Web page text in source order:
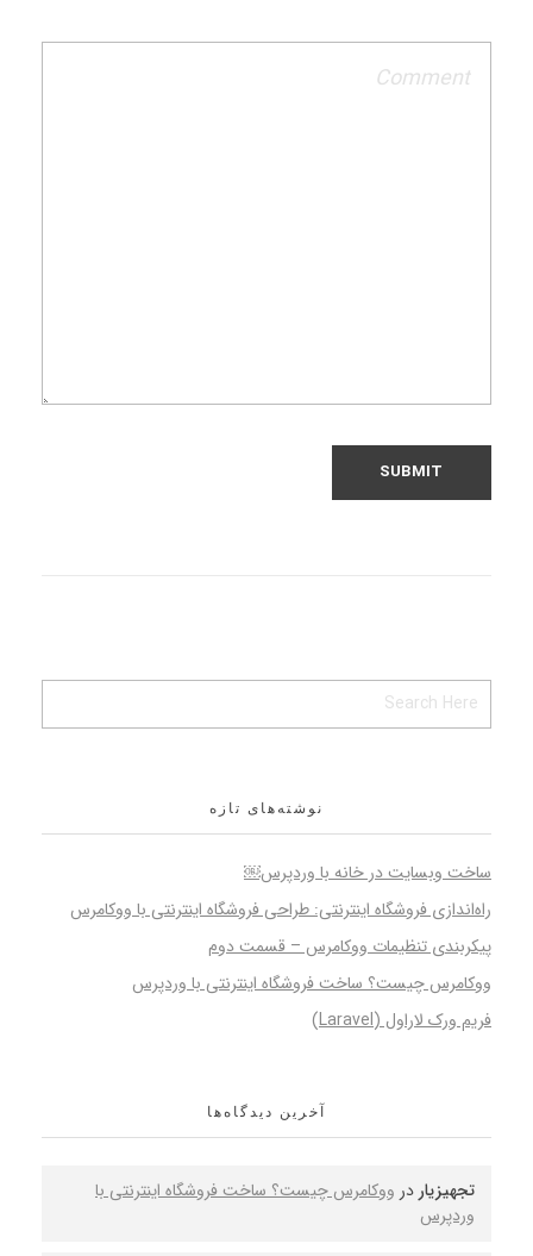
نوشته‌های تازه
ساخت وبسایت در خانه با وردپرس￼
راه‌اندازی فروشگاه اینترنتی: طراحی فروشگاه اینترنتی با ووکامرس
پیکربندی تنظیمات ووکامرس – قسمت دوم
ووکامرس چیست؟ ساخت فروشگاه اینترنتی با وردپرس
فریم ورک لاراول (Laravel)
آخرین دیدگاه‌ها
تجهیزیار در ووکامرس چیست؟ ساخت فروشگاه اینترنتی با
وردپرس